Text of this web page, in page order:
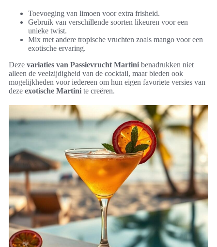
Toevoeging van limoen voor extra frisheid.
Gebruik van verschillende soorten likeuren voor een
unieke twist.
Mix met andere tropische vruchten zoals mango voor een
exotische ervaring.
Deze variaties van Passievrucht Martini benadrukken niet
alleen de veelzijdigheid van de cocktail, maar bieden ook
mogelijkheden voor iedereen om hun eigen favoriete versies van
deze exotische Martini te creëren.